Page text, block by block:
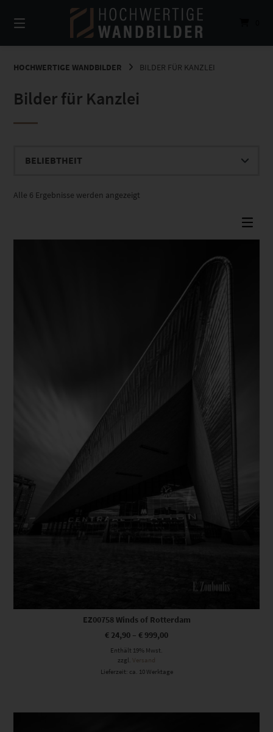
zum
Inhalt
HOCHWERTIGE WANDBILDER BILDER FÜR KANZLEI
Bilder für Kanzlei
Alle 6 Ergebnisse werden angezeigt
Dieses Produkt weist mehrere Varianten auf. Die Optionen können auf der Produktseite gewählt werden
EZ00758 Winds of Rotterdam
€ 24,90 – € 999,00
Enthält 19% Mwst.
zzgl.
Versand
Lieferzeit: ca. 10 Werktage
Dieses Produkt weist mehrere Varianten auf. Die Optionen können auf der Produktseite gewählt werden